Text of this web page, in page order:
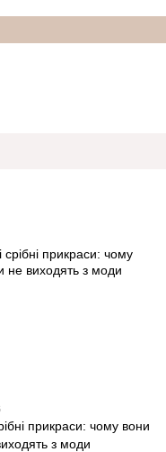
прикраси: чому вони
з моди